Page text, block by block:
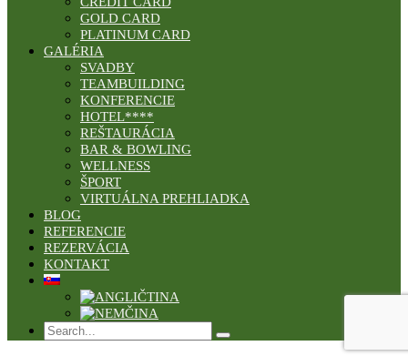
GOLD CARD
PLATINUM CARD
GALÉRIA
SVADBY
TEAMBUILDING
KONFERENCIE
HOTEL****
REŠTAURÁCIA
BAR & BOWLING
WELLNESS
ŠPORT
VIRTUÁLNA PREHLIADKA
BLOG
REFERENCIE
REZERVÁCIA
KONTAKT